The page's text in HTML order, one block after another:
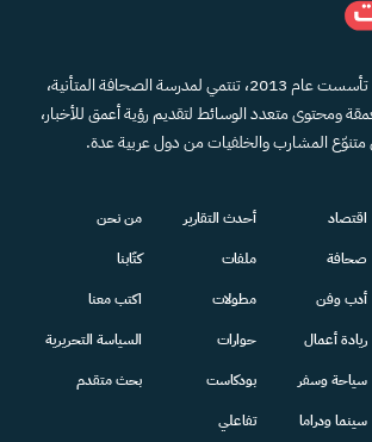
منصة إعلامية مستقلة، تأسست عام 2013، تنتمي لمدرسة الصحافة المتأنية،
ومحتوى متعدد الوسائط لتقديم رؤية أعمق للأخبار،
متنوّع المشارب والخلفيات من دول عربية عدة.
اقتصاد
صحافة
أدب وفن
ريادة أعمال
سياحة وسفر
سينما ودراما
أحدث التقارير
ملفات
مطولات
حوارات
بودكاست
تفاعلي
من نحن
كتّابنا
اكتب معنا
السياسة التحريرية
بحث متقدم